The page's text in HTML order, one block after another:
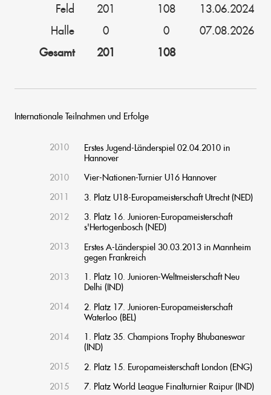
Feld
201 108
13.06.2024
Halle
0 0
07.08.2026
Gesamt
201 108
Internationale Teilnahmen und Erfolge
2010
Erstes Jugend-Länderspiel 02.04.2010 in
Hannover
2010
Vier-Nationen-Turnier U16 Hannover
2011
3. Platz U18-Europameisterschaft Utrecht (NED)
2012
3. Platz 16. Junioren-Europameisterschaft
s'Hertogenbosch (NED)
2013
Erstes A-Länderspiel 30.03.2013 in Mannheim
gegen Frankreich
2013
1. Platz 10. Junioren-Weltmeisterschaft Neu
Delhi (IND)
2014
2. Platz 17. Junioren-Europameisterschaft
Waterloo (BEL)
2014
1. Platz 35. Champions Trophy Bhubaneswar
(IND)
2015
2. Platz 15. Europameisterschaft London (ENG)
2015
7. Platz World League Finalturnier Raipur (IND)